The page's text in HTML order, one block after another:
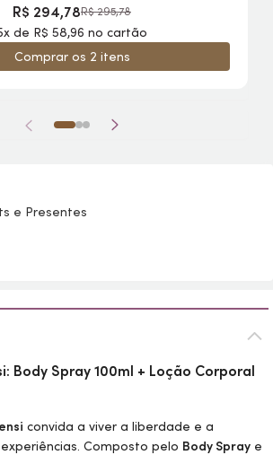
R$ 295,78
R$ 294,78
de R$ 58,96 no cartão
Comprar os 2 itens
e Presentes
Body Spray 100ml + Loção Corporal
convida a viver a liberdade e a
Composto pelo Body Spray e